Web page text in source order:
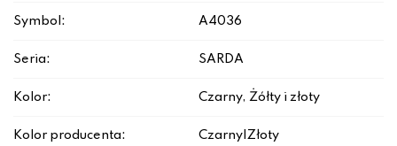
Symbol: A4036
Seria: SARDA
Kolor: Czarny, Żółty i złoty
Kolor producenta: Czarny|Złoty